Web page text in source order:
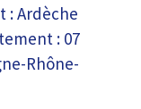
: Ardèche
: 07
Rhône-